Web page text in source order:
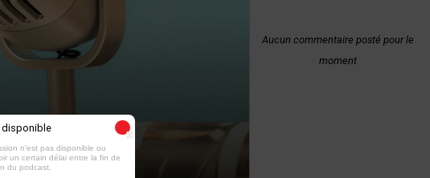
Aucun commentaire posté pour le
moment
disponible
n'est pas disponible ou
un certain délai entre la fin de
du podcast.